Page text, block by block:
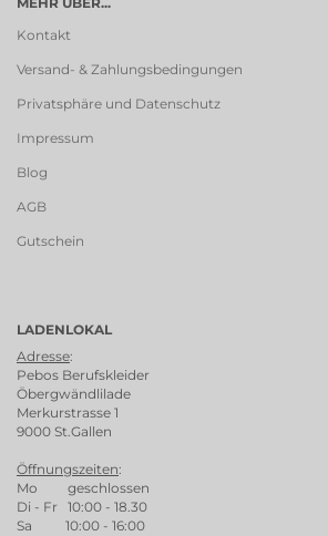
Kontakt
Versand- & Zahlungsbedingungen
Privatsphäre und Datenschutz
Impressum
Blog
AGB
Gutschein
LADENLOKAL
Adresse:
Pebos Berufskleider
Öbergwändlilade
Merkurstrasse 1
9000 St.Gallen
Öffnungszeiten:
Mo geschlossen
Di - Fr 10:00 - 18.30
Sa 10:00 - 16:00